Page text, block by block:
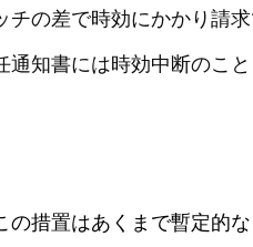
チの差で時効にかかり請
通知書には時効中断のこ
措置はあくまで暫定的